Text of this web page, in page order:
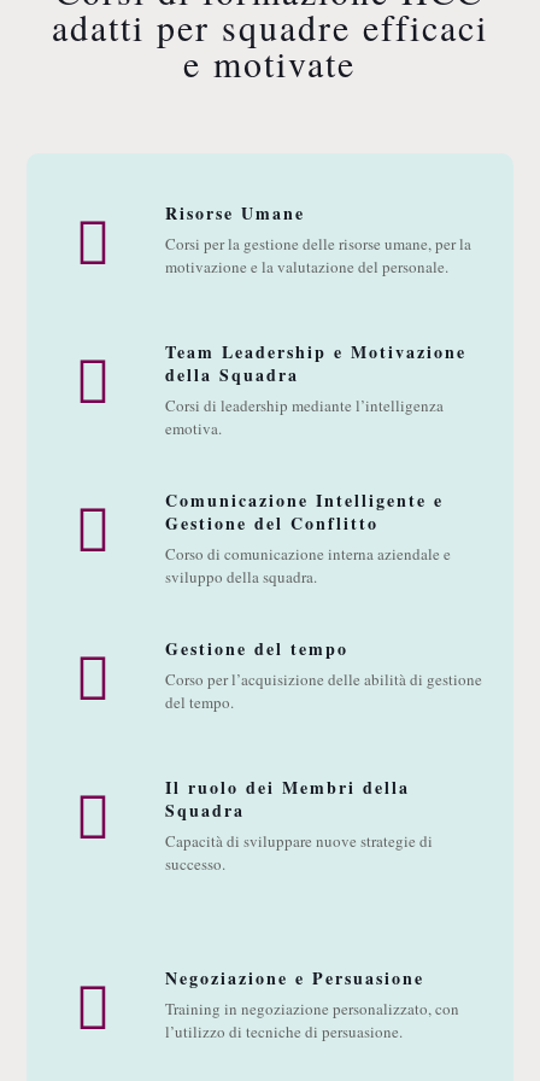
adatti per squadre efficaci
e motivate
Risorse Umane
Corsi per la gestione delle risorse umane, per la
motivazione e la valutazione del personale.
Team Leadership e Motivazione
della Squadra
Corsi di leadership mediante l’intelligenza
emotiva.
Comunicazione Intelligente e
Gestione del Conflitto
Corso di comunicazione interna aziendale e
sviluppo della squadra.
Gestione del tempo
Corso per l’acquisizione delle abilità di gestione
del tempo.
Il ruolo dei Membri della
Squadra
Capacità di sviluppare nuove strategie di
successo.
Negoziazione e Persuasione
Training in negoziazione personalizzato, con
l’utilizzo di tecniche di persuasione.